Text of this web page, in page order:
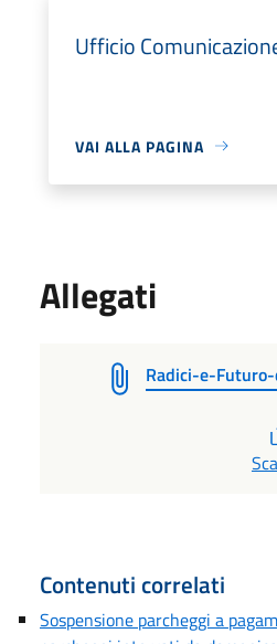
Ufficio
VAI ALLA PAGINA
Allegati
Radici-e-
Contenuti correlati
Sospensione parcheggi a